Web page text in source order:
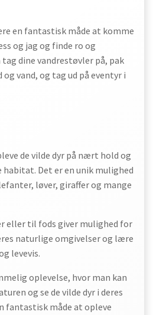
en fantastisk måde at komme
og jag og finde ro og
dine vandrestøvler på, pak
vand, og tag ud på eventyr i
de vilde dyr på nært hold og
habitat. Det er en unik mulighed
løver, giraffer og mange
eller til fods giver mulighed for
naturlige omgivelser og lære
levevis.
oplevelse, hvor man kan
og se de vilde dyr i deres
fantastisk måde at opleve